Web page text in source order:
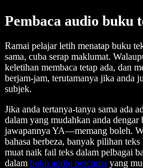
Pembaca audio buku
Ramai pelajar letih menatap buku
sama, cuba serap maklumat.
keletihan membaca tetap ada, dan
berjam-jam, terutamanya jika anda
subjek.
Jika anda tertanya-tanya sama ada
dalam yang mudahkan anda
jawapannya YA—memang boleh.
bahasa berbeza, banyak pilihan
muat naik fail teks dalam pelbagai
dalam buku audio percuma yang